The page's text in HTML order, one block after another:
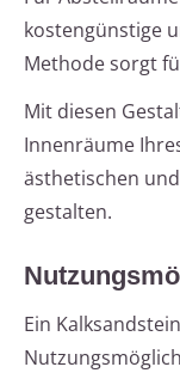
kostengünstige
Methode sorgt
Mit diesen
Innenräume
ästhetischen
gestalten.
Ein